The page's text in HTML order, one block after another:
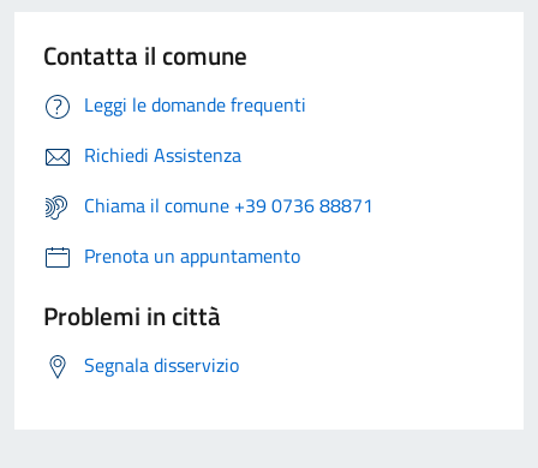
Contatta il comune
Leggi le domande frequenti
Richiedi Assistenza
Chiama il comune +39 0736 88871
Prenota un appuntamento
Problemi in città
Segnala disservizio